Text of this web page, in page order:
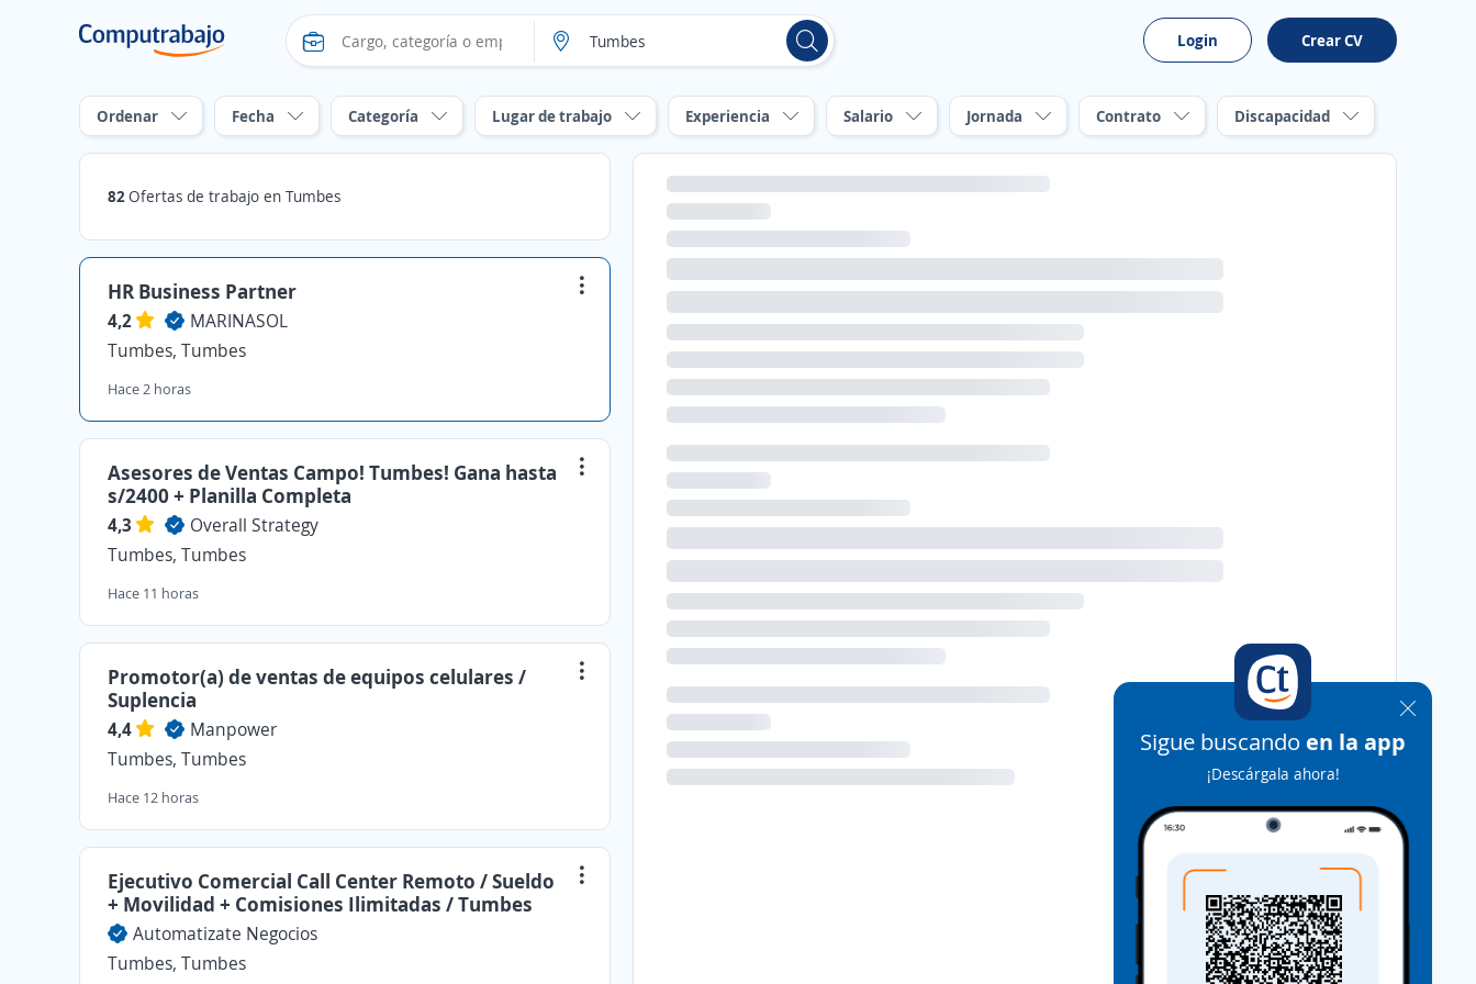
Login Crear CV
Ordenar Fecha Categoría Lugar de trabajo Experiencia Salario Jornada Contrato Discapacidad
82Ofertas de trabajo en Tumbes
HR Business Partner
4,2
MARINASOL
Tumbes, Tumbes
Hace 2 horas
Asesores de Ventas Campo! Tumbes! Gana hasta
s/2400 + Planilla Completa
4,3
Overall Strategy
Tumbes, Tumbes
Hace 11 horas
Promotor(a) de ventas de equipos celulares /
Suplencia
4,4
Manpower
Tumbes, Tumbes
Hace 12 horas
Ejecutivo Comercial Call Center Remoto / Sueldo
+ Movilidad + Comisiones Ilimitadas / Tumbes
Automatizate Negocios
Tumbes, Tumbes
Sigue buscando en la app
¡Descárgala ahora!